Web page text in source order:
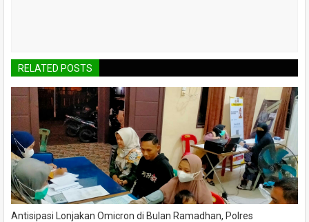
RELATED POSTS
Antisipasi Lonjakan Omicron di Bulan Ramadhan, Polres